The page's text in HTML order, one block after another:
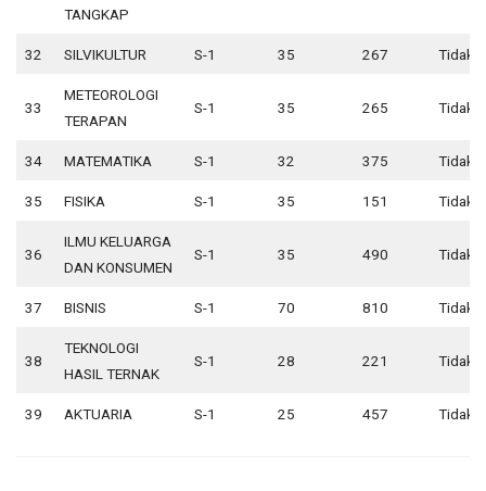
TANGKAP
32 SILVIKULTUR S-1 35 267 Tidak
33
METEOROLOGI
TERAPAN
S-1 35 265 Tidak
34 MATEMATIKA S-1 32 375 Tidak
35 FISIKA S-1 35 151 Tidak
36
ILMU KELUARGA
DAN KONSUMEN
S-1 35 490 Tidak
37 BISNIS S-1 70 810 Tidak
38
TEKNOLOGI
HASIL TERNAK
S-1 28 221 Tidak
39 AKTUARIA S-1 25 457 Tidak